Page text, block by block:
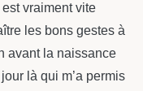
est vraiment vite
les bons gestes à
avant la naissance
là qui m’a permis